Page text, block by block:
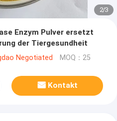
2/3
Enzym Pulver ersetzt
der Tiergesundheit
Negotiated MOQ：25
Kontakt